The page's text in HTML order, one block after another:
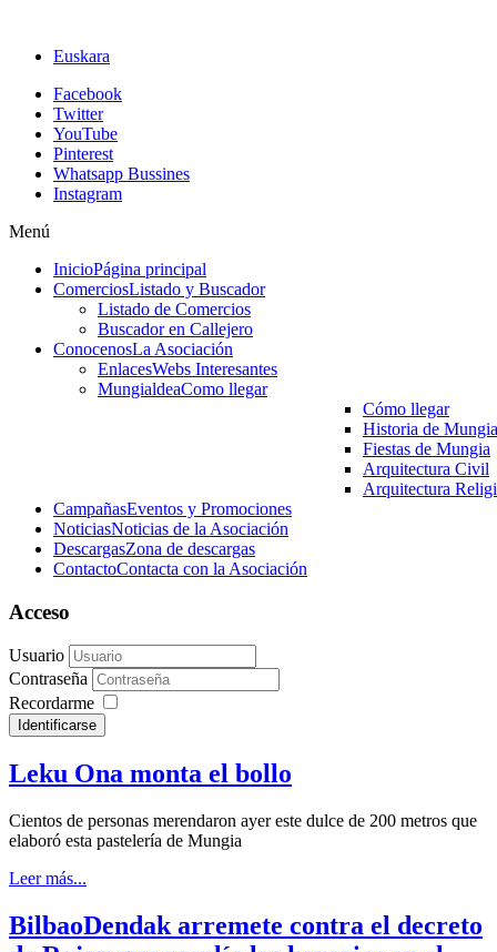
Euskara
Facebook
Twitter
YouTube
Pinterest
Whatsapp Bussines
Instagram
Menú
InicioPágina principal
ComerciosListado y Buscador
Listado de Comercios
Buscador en Callejero
ConocenosLa Asociación
EnlacesWebs Interesantes
MungialdeaComo llegar
Cómo llegar
Historia de Mungia
Fiestas de Mungia
Arquitectura Civil
Arquitectura
CampañasEventos y Promociones
NoticiasNoticias de la Asociación
DescargasZona de descargas
ContactoContacta con la Asociación
Acceso
Usuario
Contraseña
Recordarme
Identificarse
Leku Ona monta el bollo
Cientos de personas merendaron ayer este dulce de 200 metros que
elaboró esta pastelería de Mungia
Leer más...
BilbaoDendak arremete contra el decreto